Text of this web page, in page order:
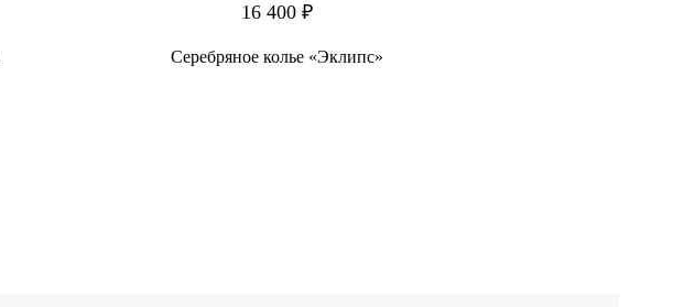
16 400 ₽
Серебряное колье «Эклипс»